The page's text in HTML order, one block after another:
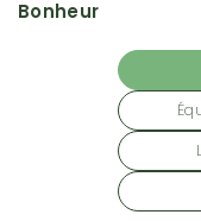
Bonheur